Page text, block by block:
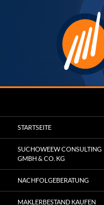
STARTSEITE
SUCHOWEEW CONSULTING
GMBH & CO. KG
NACHFOLGEBERATUNG
MAKLERBESTAND KAUFEN